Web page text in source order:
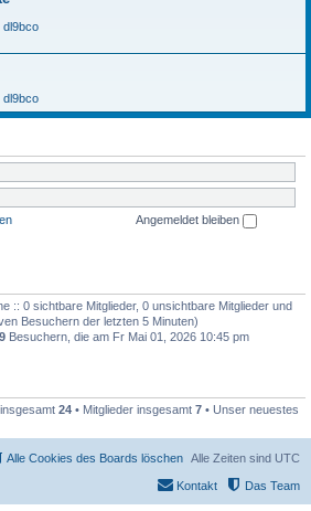
dl9bco
dl9bco
Angemeldet bleiben
:: 0 sichtbare Mitglieder, 0 unsichtbare Mitglieder und
Besuchern der letzten 5 Minuten)
Besuchern, die am Fr Mai 01, 2026 10:45 pm
24 • Mitglieder insgesamt 7 • Unser neuestes
Alle Zeiten sind UTC
Alle Cookies des Boards löschen
Das Team
Kontakt